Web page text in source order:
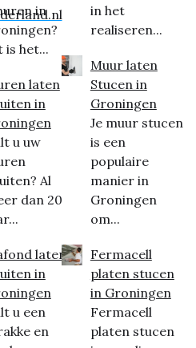
in
is het...
laten
in
u uw
Al
dan 20
laten
in
u een
en
in het
realiseren...
Muur laten
Stucen in
Groningen
Je muur stucen
is een
populaire
manier in
Groningen
om...
Fermacell
platen stucen
in Groningen
Fermacell
platen stucen